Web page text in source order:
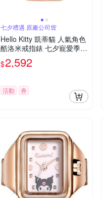
七夕禮遇 原廠公司貨
Hello Kitty 凱蒂貓 人氣角色
酷洛米戒指錶 七夕寵愛季
送禮推薦-玫瑰金 LK713LR
WI-A
$2,592
活動 券